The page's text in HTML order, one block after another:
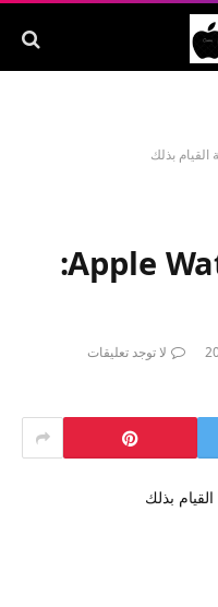
تنظيف نطاقات Apple Watch:
لا توجد تعليقات